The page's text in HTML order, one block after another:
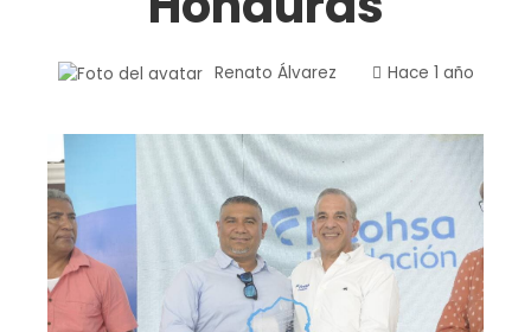
Renato Álvarez Hace 1 año